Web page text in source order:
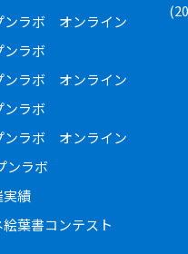
ンラボ オンライン
ンラボ
ンラボ オンライン
ンラボ
ンラボ オンライン
ンラボ
実績
葉書コンテスト